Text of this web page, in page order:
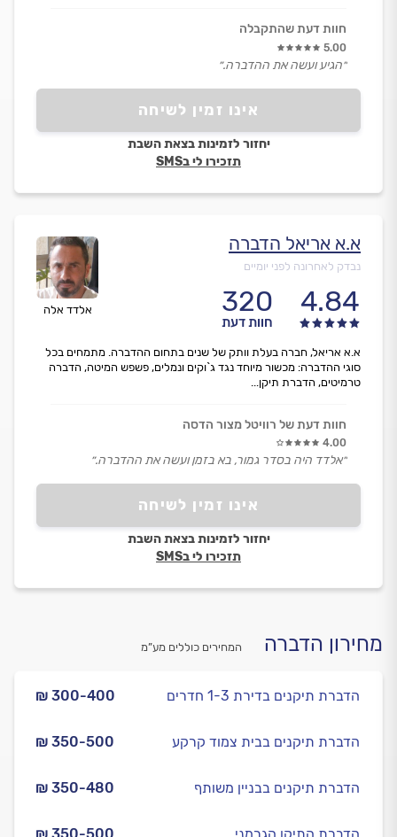
אינו זמין לשיחה
יחזור לזמינות בצאת השבת
תזכירו לי בSMS
חוות דעת שהתקבלה
5.00
״הגיע ועשה את ההדברה.״
אלדד אלה
א.א אריאל הדברה
נבדק לאחרונה לפני יומיים
4.84
320
חוות דעת
אינו זמין לשיחה
יחזור לזמינות בצאת השבת
תזכירו לי בSMS
א.א אריאל, חברה בעלת וותק של שנים בתחום ההדברה. מתמחים בכל
סוגי ההדברה: מכשור מיוחד נגד ג`וקים ונמלים, פשפש המיטה, הדברה
טרמיטים, הדברת תיקן...
חוות דעת של רוויטל מצור הדסה
4.00
״אלדד היה בסדר גמור, בא בזמן ועשה את ההדברה.״
מחירון הדברה המחירים כוללים מע”מ
₪ 300-400 הדברת תיקנים בדירת 1-3 חדרים
₪ 350-500 הדברת תיקנים בבית צמוד קרקע
₪ 350-480 הדברת תיקנים בבניין משותף